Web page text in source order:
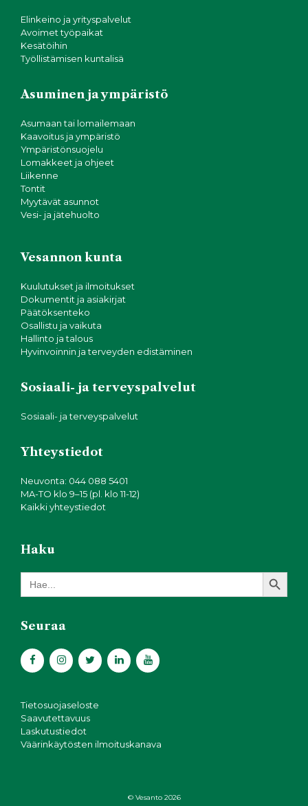
Elinkeino ja yrityspalvelut
Avoimet työpaikat
Kesätöihin
Työllistämisen kuntalisä
Asuminen ja ympäristö
Asumaan tai lomailemaan
Kaavoitus ja ympäristö
Ympäristönsuojelu
Lomakkeet ja ohjeet
Liikenne
Tontit
Myytävät asunnot
Vesi- ja jätehuolto
Vesannon kunta
Kuulutukset ja ilmoitukset
Dokumentit ja asiakirjat
Päätöksenteko
Osallistu ja vaikuta
Hallinto ja talous
Hyvinvoinnin ja terveyden edistäminen
Sosiaali- ja terveyspalvelut
Sosiaali- ja terveyspalvelut
Yhteystiedot
Neuvonta: 044 088 5401
MA-TO klo 9–15 (pl. klo 11-12)
Kaikki yhteystiedot
Haku
Search
for:
Search Button
Seuraa
Tietosuojaseloste
Saavutettavuus
Laskutustiedot
Väärinkäytösten ilmoituskanava
© Vesanto 2026